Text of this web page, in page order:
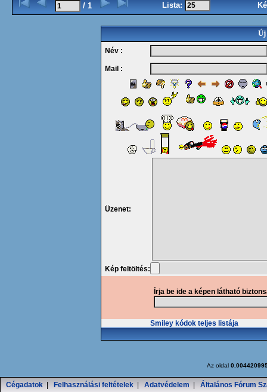
/ 1 Lista:
Új
Név :
Mail :
Üzenet:
Kép feltöltés:
Írja be ide a képen látható
Smiley kódok teljes listája
Az oldal
Cégadatok Felhasználási feltételek Adatvédelem Általános Fórum